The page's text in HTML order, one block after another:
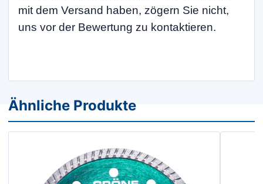
mit dem Versand haben, zögern Sie nicht,
uns vor der Bewertung zu kontaktieren.
Ähnliche Produkte